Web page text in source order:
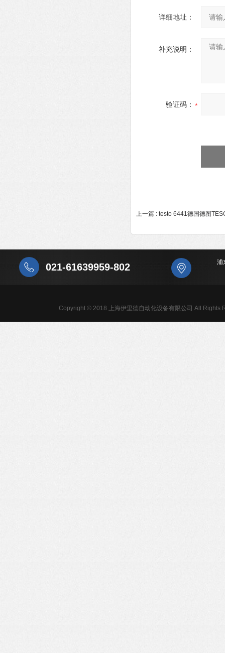
详细地址：
补充说明：
验证码：
上一篇 : testo 6441德国德图
021-61639959-802 浦
Copyright © 2018 上海伊里德自动化设备有限公司 All Rights